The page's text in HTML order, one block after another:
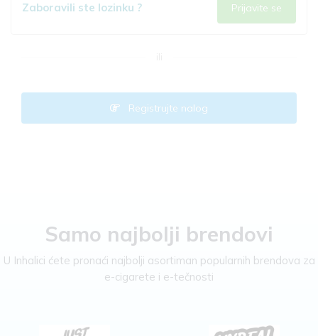
Zaboravili ste lozinku ?
Registrujte nalog
Samo najbolji brendovi
U Inhalici ćete pronaći najbolji asortiman popularnih brendova za
e-cigarete i e-tečnosti